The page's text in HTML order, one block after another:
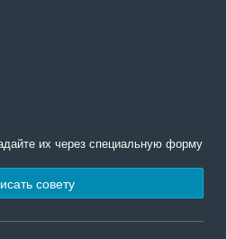
их через специальную форму
совету